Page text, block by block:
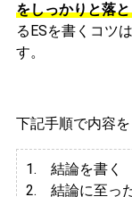
をしっかりと落
るESを書くコツは
す。
下記手順で内容を
1. 結論を書く
2. 結論に至っ